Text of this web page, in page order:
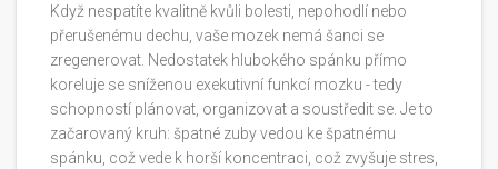
Když nespatíte kvalitně kvůli bolesti, nepohodlí nebo
přerušenému dechu, vaše mozek nemá šanci se
zregenerovat. Nedostatek hlubokého spánku přímo
koreluje se sníženou exekutivní funkcí mozku - tedy
schopností plánovat, organizovat a soustředit se. Je to
začarovaný kruh: špatné zuby vedou ke špatnému
spánku, což vede k horší koncentraci, což zvyšuje stres,